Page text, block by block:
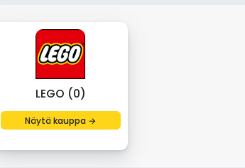
LEGO (0)
Näytä kauppa →